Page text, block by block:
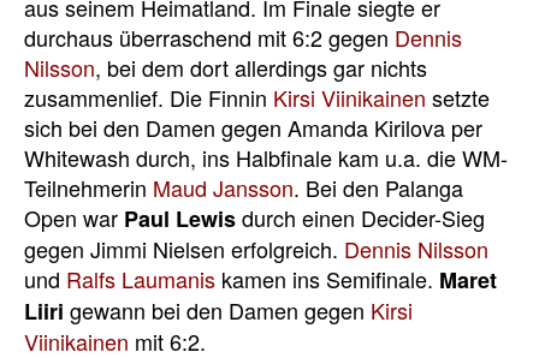
aus seinem Heimatland. Im Finale siegte er
durchaus überraschend mit 6:2 gegen Dennis
Nilsson, bei dem dort allerdings gar nichts
zusammenlief. Die Finnin Kirsi Viinikainen setzte
sich bei den Damen gegen Amanda Kirilova per
Whitewash durch, ins Halbfinale kam u.a. die WM-
Teilnehmerin Maud Jansson. Bei den Palanga
Open war Paul Lewisdurch einen Decider-Sieg
gegen Jimmi Nielsen erfolgreich. Dennis Nilsson
und Ralfs Laumanis kamen ins Semifinale. Maret
Liiri gewann bei den Damen gegen Kirsi
Viinikainen mit 6:2.